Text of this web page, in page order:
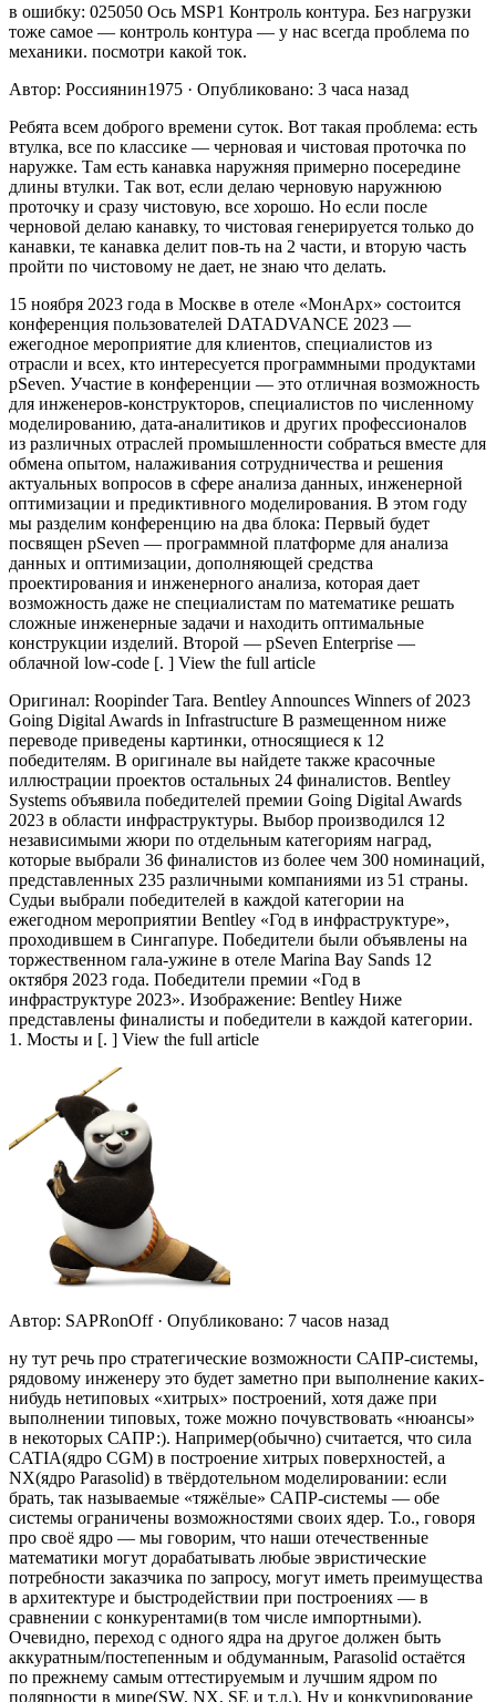
в ошибку: 025050 Ось MSP1 Контроль контура. Без нагрузки
тоже самое — контроль контура — у нас всегда проблема по
механики. посмотри какой ток.
Автор: Россиянин1975 · Опубликовано: 3 часа назад
Ребята всем доброго времени суток. Вот такая проблема: есть
втулка, все по классике — черновая и чистовая проточка по
наружке. Там есть канавка наружняя примерно посередине
длины втулки. Так вот, если делаю черновую наружнюю
проточку и сразу чистовую, все хорошо. Но если после
черновой делаю канавку, то чистовая генерируется только до
канавки, те канавка делит пов-ть на 2 части, и вторую часть
пройти по чистовому не дает, не знаю что делать.
15 ноября 2023 года в Москве в отеле «МонАрх» состоится
конференция пользователей DATADVANCE 2023 —
ежегодное мероприятие для клиентов, специалистов из
отрасли и всех, кто интересуется программными продуктами
pSeven. Участие в конференции — это отличная возможность
для инженеров-конструкторов, специалистов по численному
моделированию, дата-аналитиков и других профессионалов
из различных отраслей промышленности собраться вместе для
обмена опытом, налаживания сотрудничества и решения
актуальных вопросов в сфере анализа данных, инженерной
оптимизации и предиктивного моделирования. В этом году
мы разделим конференцию на два блока: Первый будет
посвящен pSeven — программной платформе для анализа
данных и оптимизации, дополняющей средства
проектирования и инженерного анализа, которая дает
возможность даже не специалистам по математике решать
сложные инженерные задачи и находить оптимальные
конструкции изделий. Второй — pSeven Enterprise —
облачной low-code [. ] View the full article
Оригинал: Roopinder Tara. Bentley Announces Winners of 2023
Going Digital Awards in Infrastructure В размещенном ниже
переводе приведены картинки, относящиеся к 12
победителям. В оригинале вы найдете также красочные
иллюстрации проектов остальных 24 финалистов. Bentley
Systems объявила победителей премии Going Digital Awards
2023 в области инфраструктуры. Выбор производился 12
независимыми жюри по отдельным категориям наград,
которые выбрали 36 финалистов из более чем 300 номинаций,
представленных 235 различными компаниями из 51 страны.
Судьи выбрали победителей в каждой категории на
ежегодном мероприятии Bentley «Год в инфраструктуре»,
проходившем в Сингапуре. Победители были объявлены на
торжественном гала-ужине в отеле Marina Bay Sands 12
октября 2023 года. Победители премии «Год в
инфраструктуре 2023». Изображение: Bentley Ниже
представлены финалисты и победители в каждой категории.
1. Мосты и [. ] View the full article
Автор: SAPRonOff · Опубликовано: 7 часов назад
ну тут речь про стратегические возможности САПР-системы,
рядовому инженеру это будет заметно при выполнение каких-
нибудь нетиповых «хитрых» построений, хотя даже при
выполнении типовых, тоже можно почувствовать «нюансы»
в некоторых САПР:). Например(обычно) считается, что сила
CATIA(ядро CGM) в построение хитрых поверхностей, а
NX(ядро Parasolid) в твёрдотельном моделировании: если
брать, так называемые «тяжёлые» САПР-системы — обе
системы ограничены возможностями своих ядер. Т.о., говоря
про своё ядро — мы говорим, что наши отечественные
математики могут дорабатывать любые эвристические
потребности заказчика по запросу, могут иметь преимущества
в архитектуре и быстродействии при построениях — в
сравнении с конкурентами(в том числе импортными).
Очевидно, переход с одного ядра на другое должен быть
аккуратным/постепенным и обдуманным, Parasolid остаётся
по прежнему самым оттестируемым и лучшим ядром по
полярности в мире(SW, NX, SE и т.д.). Ну и конкурирование